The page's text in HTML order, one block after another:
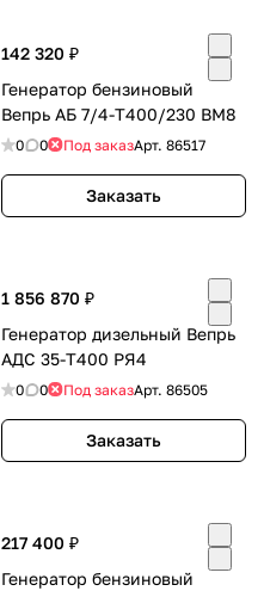
142 320 ₽
Генератор бензиновый
Вепрь АБ 7/4-Т400/230 ВМ8
0 0 Под заказАрт. 86517
Заказать
1 856 870 ₽
Генератор дизельный Вепрь
АДС 35-Т400 РЯ4
0 0 Под заказАрт. 86505
Заказать
217 400 ₽
Генератор бензиновый